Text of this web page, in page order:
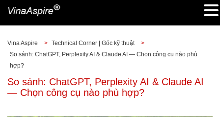
Vina Aspire > Technical Corner | Góc kỹ thuật
>
So sánh: ChatGPT, Perplexity AI & Claude AI — Chọn công cụ nào phù
hợp?
So sánh: ChatGPT, Perplexity AI & Claude AI
— Chọn công cụ nào phù hợp?